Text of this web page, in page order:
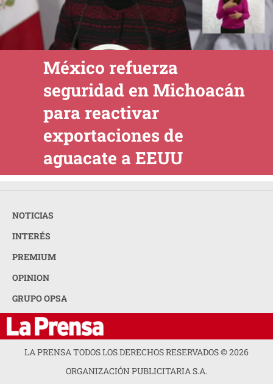
México refuerza
seguridad en Michoacán
para reactivar
exportaciones de
aguacate a EEUU
NOTICIAS
INTERÉS
PREMIUM
OPINION
GRUPO OPSA
LA PRENSA TODOS LOS DERECHOS RESERVADOS ©2026
ORGANIZACIÓN PUBLICITARIA S.A.